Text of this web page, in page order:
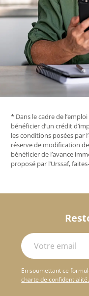
* Dans le cadre de
bénéficier d’un crédit
les conditions posées par
réserve de modification
bénéficier de l’avance
proposé par l’Urssaf,
En soumettant ce
charte de confidentialité.